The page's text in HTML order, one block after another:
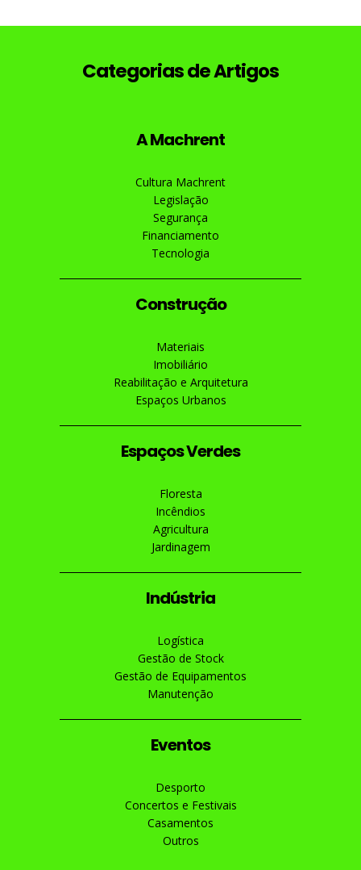
Categorias de Artigos
A Machrent
Cultura Machrent
Legislação
Segurança
Financiamento
Tecnologia
Construção
Materiais
Imobiliário
Reabilitação e Arquitetura
Espaços Urbanos
Espaços Verdes
Floresta
Incêndios
Agricultura
Jardinagem
Indústria
Logística
Gestão de Stock
Gestão de Equipamentos
Manutenção
Eventos
Desporto
Concertos e Festivais
Casamentos
Outros